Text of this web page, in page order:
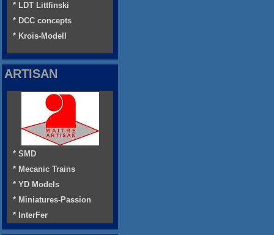
* LDT Littfinski
* DCC concepts
* Krois-Modell
ARTISAN
* SMD
* Mecanic Trains
* YD Models
* Miniatures-Passion
* InterFer